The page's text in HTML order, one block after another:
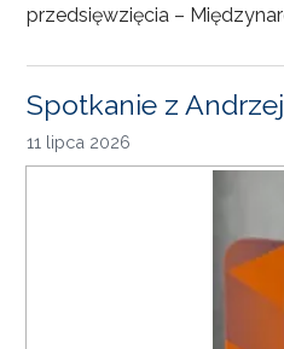
przedsięwzięcia –
Spotkanie z
11 lipca 2026